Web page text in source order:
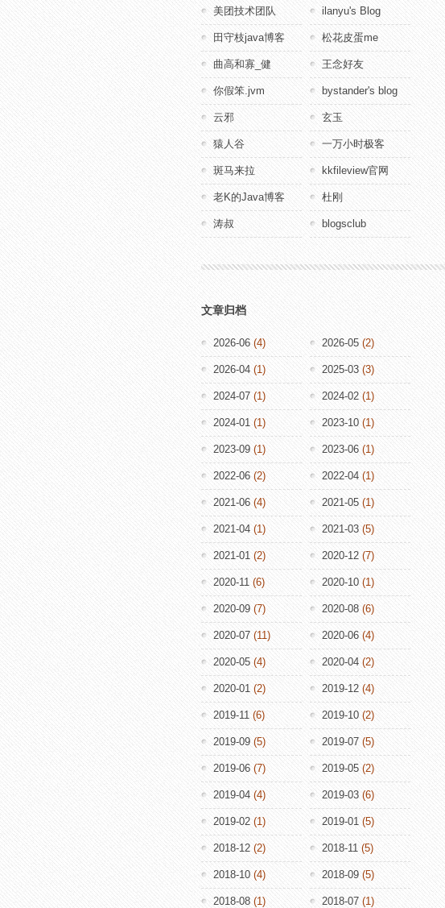
美团技术团队 ilanyu's Blog
田守枝java博客 松花皮蛋me
曲高和寡_健 王念好友
你假笨.jvm bystander's blog
云邪 玄玉
猿人谷 一万小时极客
斑马来拉 kkfileview官网
老K的Java博客 杜刚
涛叔 blogsclub
文章归档
2026-06 (4) 2026-05 (2)
2026-04 (1) 2025-03 (3)
2024-07 (1) 2024-02 (1)
2024-01 (1) 2023-10 (1)
2023-09 (1) 2023-06 (1)
2022-06 (2) 2022-04 (1)
2021-06 (4) 2021-05 (1)
2021-04 (1) 2021-03 (5)
2021-01 (2) 2020-12 (7)
2020-11 (6) 2020-10 (1)
2020-09 (7) 2020-08 (6)
2020-07 (11) 2020-06 (4)
2020-05 (4) 2020-04 (2)
2020-01 (2) 2019-12 (4)
2019-11 (6) 2019-10 (2)
2019-09 (5) 2019-07 (5)
2019-06 (7) 2019-05 (2)
2019-04 (4) 2019-03 (6)
2019-02 (1) 2019-01 (5)
2018-12 (2) 2018-11 (5)
2018-10 (4) 2018-09 (5)
2018-08 (1) 2018-07 (1)